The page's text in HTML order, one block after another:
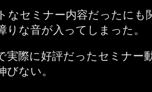
なセミナー内容だったにも
りな音が入ってしまった。
実際に好評だったセミナー
びない。